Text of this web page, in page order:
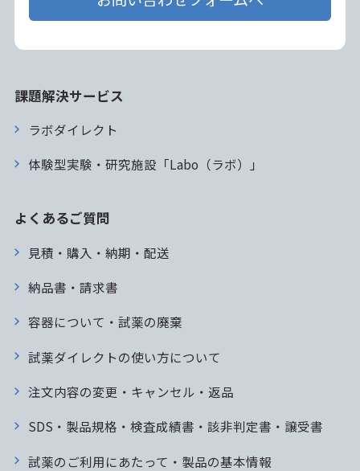
課題解決サービス
ラボダイレクト
体験型実験・研究施設「Labo（ラボ）」
よくあるご質問
見積・購入・納期・配送
納品書・請求書
容器について・試薬の廃棄
試薬ダイレクトの使い方について
注文内容の変更・キャンセル・返品
SDS・製品規格・検査成績書・該非判定書・譲受書
試薬のご利用にあたって・製品の基本情報